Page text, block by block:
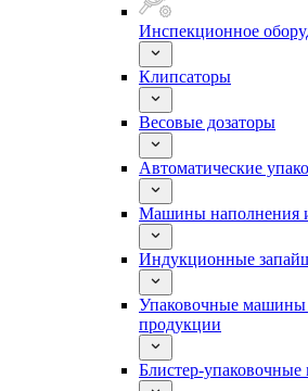
Инспекционное
Клипсаторы
Весовые дозаторы
Автоматические
Машины наполнения
Индукционные
Упаковочные машины
продукции
Блистер-